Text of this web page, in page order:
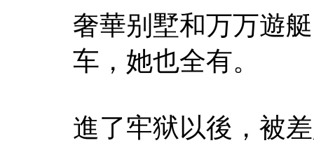
奢華别墅和万万遊
车，她也全有。
進了牢狱以後，被